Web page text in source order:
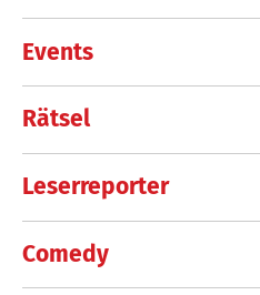
Events
Rätsel
Leserreporter
Comedy